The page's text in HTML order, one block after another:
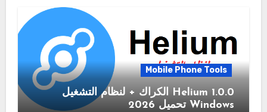
Mobile Phone Tools
1.0.0 Helium الكراك + لنظام التشغيل
Windows تحميل 2026